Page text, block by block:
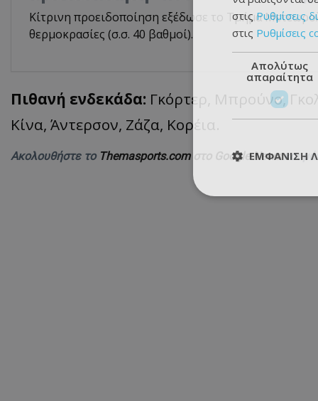
Κίτρινη προειδοποίηση εξέδωσε το Τμήμα
θερμοκρασίες (σ.σ. 40 βαθμοί).
Πιθανή ενδεκάδα: Γκόρτερ, Μπρούνο,
Κίνα, Άντερσον, Ζάζα, Κορέια.
Ακολουθήστε το Themasports.com στο Google Newsκαι
στιςΡυθμίσεις
στις Ρυθμίσεις
Απολύτως
απαραίτητα
ΕΜΦΆΝΙΣΗ